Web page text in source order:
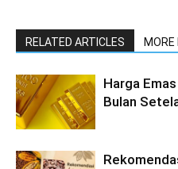
RELATED ARTICLES
Harga
Bulan